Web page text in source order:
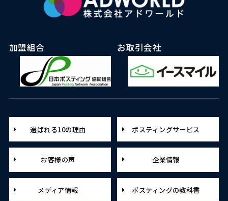
加盟組合 お取引会社
選ばれる10の理由 ポスティングサービス
お客様の声 企業情報
メディア情報 ポスティングの教科書